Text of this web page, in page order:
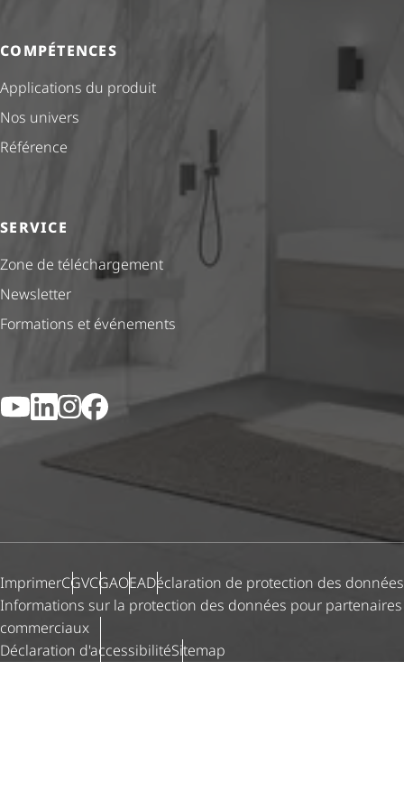
COMPÉTENCES
Applications du produit
Nos univers
Référence
SERVICE
Zone de téléchargement
Newsletter
Formations et événements
YouTubeLinkedIn
Instagram
Facebook
ImprimerCGVCGAOEADéclaration de protection des données
Informations sur la protection des données pour partenaires
commerciaux
Déclaration d'ac­ces­si­bi­litéSitemap